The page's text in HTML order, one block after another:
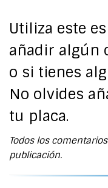
Utiliza este
añadir algún
o si tienes
No olvides
tu placa.
Todos los
publicación.